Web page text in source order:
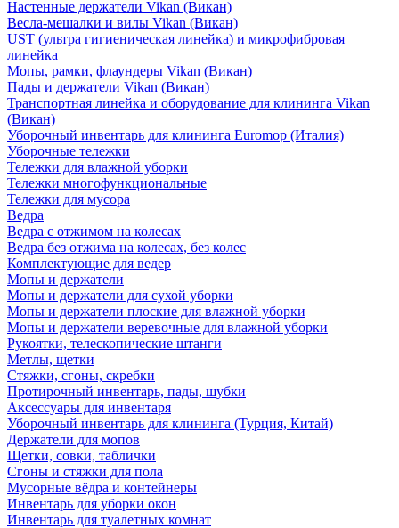
Настенные держатели Vikan (Викан)
Весла-мешалки и вилы Vikan (Викан)
UST (ультра гигиеническая линейка) и микрофибровая
линейка
Мопы, рамки, флаундеры Vikan (Викан)
Пады и держатели Vikan (Викан)
Транспортная линейка и оборудование для клининга Vikan
(Викан)
Уборочный инвентарь для клининга Euromop (Италия)
Уборочные тележки
Тележки для влажной уборки
Тележки многофункциональные
Тележки для мусора
Ведра
Ведра с отжимом на колесах
Ведра без отжима на колесах, без колес
Комплектующие для ведер
Мопы и держатели
Мопы и держатели для сухой уборки
Мопы и держатели плоские для влажной уборки
Мопы и держатели веревочные для влажной уборки
Рукоятки, телескопические штанги
Метлы, щетки
Стяжки, сгоны, скребки
Протирочный инвентарь, пады, шубки
Аксессуары для инвентаря
Уборочный инвентарь для клининга (Турция, Китай)
Держатели для мопов
Щетки, совки, таблички
Сгоны и стяжки для пола
Мусорные вёдра и контейнеры
Инвентарь для уборки окон
Инвентарь для туалетных комнат